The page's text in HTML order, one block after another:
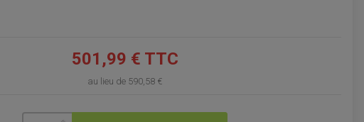
501,99 € TTC
au lieu de 590,58 €